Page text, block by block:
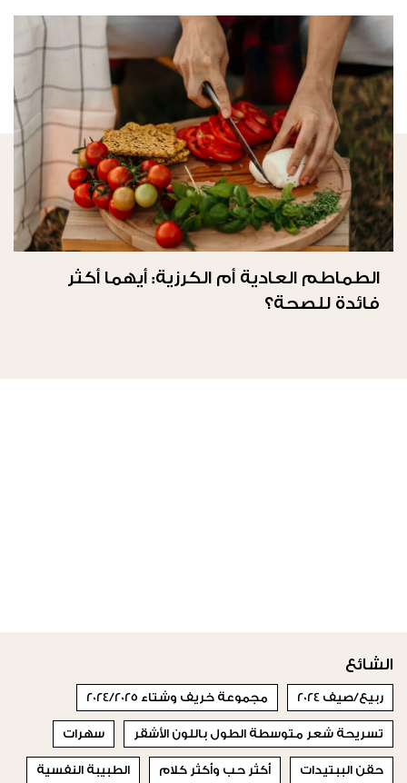
الطماطم العادية أم الكرزية: أيهما أكثر
فائدة للصحة؟
الشائع
ربيع/صيف 2024 مجموعة خريف وشتاء 2024/2025
تسريحة شعر متوسطة الطول باللون الأشقر سهرات
حقن الببتيدات أكثر حب وأكثر كلام الطبيبة النفسية